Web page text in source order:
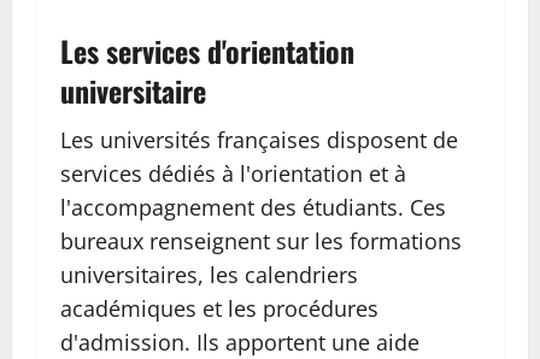
Les services d'orientation
universitaire
Les universités françaises disposent de
services dédiés à l'orientation et à
l'accompagnement des étudiants. Ces
bureaux renseignent sur les formations
universitaires, les calendriers
académiques et les procédures
d'admission. Ils apportent une aide